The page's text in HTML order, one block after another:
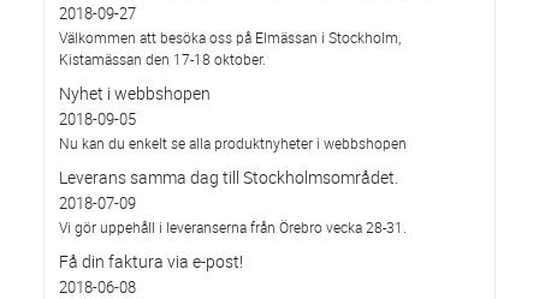
2018-09-27
Välkommen att besöka oss på Elmässan i Stockholm,
Kistamässan den 17-18 oktober.
Nyhet i webbshopen
2018-09-05
Nu kan du enkelt se alla produktnyheter i webbshopen
Leverans samma dag till Stockholmsområdet.
2018-07-09
Vi gör uppehåll i leveranserna från Örebro vecka 28-31.
Få din faktura via e-post!
2018-06-08